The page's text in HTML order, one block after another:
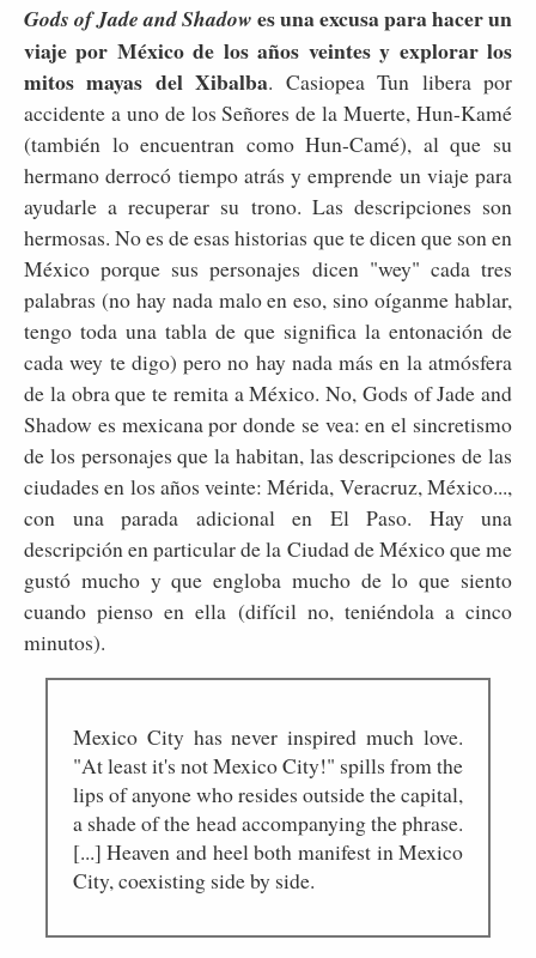
Gods of Jade and Shadow es una excusa para hacer un
viaje por México de los años veintes y explorar los
mitos mayas del Xibalba. Casiopea Tun libera por
accidente a uno de los Señores de la Muerte, Hun-Kamé
(también lo encuentran como Hun-Camé), al que su
hermano derrocó tiempo atrás y emprende un viaje para
ayudarle a recuperar su trono. Las descripciones son
hermosas. No es de esas historias que te dicen que son en
México porque sus personajes dicen "wey" cada tres
palabras (no hay nada malo en eso, sino oíganme hablar,
tengo toda una tabla de que significa la entonación de
cada wey te digo) pero no hay nada más en la atmósfera
de la obra que te remita a México. No, Gods of Jade and
Shadow es mexicana por donde se vea: en el sincretismo
de los personajes que la habitan, las descripciones de las
ciudades en los años veinte: Mérida, Veracruz, México...,
con una parada adicional en El Paso. Hay una
descripción en particular de la Ciudad de México que me
gustó mucho y que engloba mucho de lo que siento
cuando pienso en ella (difícil no, teniéndola a cinco
minutos).
Mexico City has never inspired much love.
"At least it's not Mexico City!" spills from the
lips of anyone who resides outside the capital,
a shade of the head accompanying the phrase.
[...] Heaven and heel both manifest in Mexico
City, coexisting side by side.